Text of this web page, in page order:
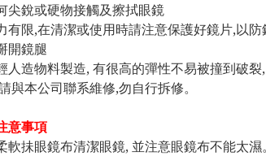
尖銳或硬物接觸及擦拭眼鏡
有限,在清潔或使用時請注意保護好鏡片,以防
開鏡腿
人造物料製造, 有很高的彈性不易被撞到破
與本公司聯系維修,勿自行拆修。
意事項
軟抺眼鏡布清潔眼鏡, 並注意眼鏡布不能太濕。